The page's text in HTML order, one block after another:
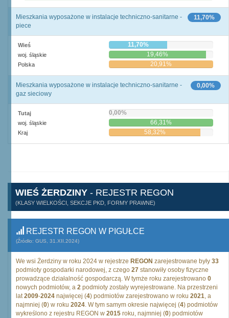
11,70%
Mieszkania wyposażone w instalacje techniczno-sanitarne -
piece
Wieś 11,70%
woj. śląskie 19,46%
Polska 20,91%
0,00%
Mieszkania wyposażone w instalacje techniczno-sanitarne -
gaz sieciowy
Tutaj 0,00%
woj. śląskie 66,31%
Kraj 58,32%
WIEŚ ŻERDZINY - REJESTR REGON
(KLASY WIELKOŚCI, SEKCJE PKD, FORMY PRAWNE)
REJESTR REGON W PIGUŁCE
(Źródło: GUS, 31.XII.2024)
We wsi Żerdziny w roku 2024 w rejestrze REGON zarejestrowane były 33
podmioty gospodarki narodowej, z czego 27 stanowiły osoby fizyczne
prowadzące działalność gospodarczą. W tymże roku zarejestrowano 0
nowych podmiotów, a 2 podmioty zostały wyrejestrowane. Na przestrzeni
lat2009-2024 najwięcej (4) podmiotów zarejestrowano w roku 2021, a
najmniej (0) w roku 2024. W tym samym okresie najwięcej (4) podmiotów
wykreślono z rejestru REGON w 2015 roku, najmniej (0) podmiotów